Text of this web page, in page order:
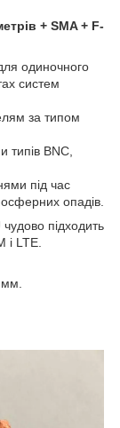
+ SMA + F-
одиночного
систем
за типом
типів BNC,
під час
опадів.
підходить
LTE.